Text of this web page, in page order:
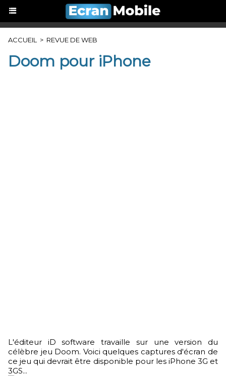
ACCUEIL > REVUE DE WEB
Doom pour iPhone
L'éditeur iD software travaille sur une version du
célèbre jeu Doom. Voici quelques captures d'écran de
ce jeu qui devrait être disponible pour les iPhone 3G et
3GS...